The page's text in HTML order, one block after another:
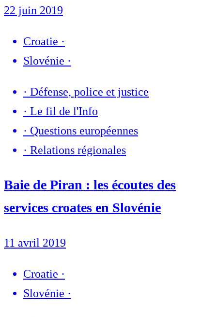
22 juin 2019
Croatie ·
Slovénie ·
· Défense, police et justice
· Le fil de l'Info
· Questions européennes
· Relations régionales
Baie de Piran : les écoutes des
services croates en Slovénie
11 avril 2019
Croatie ·
Slovénie ·